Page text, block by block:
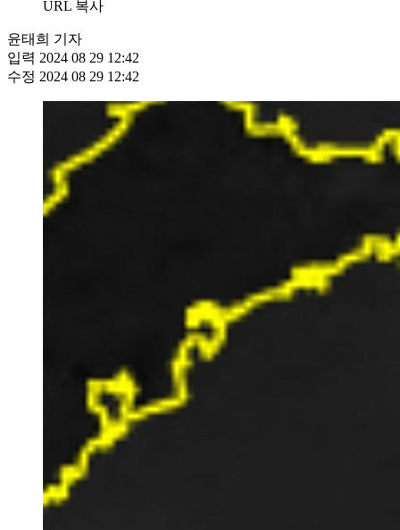
URL 복사
윤태희 기자
입력 2024 08 29 12:42
수정 2024 08 29 12:42